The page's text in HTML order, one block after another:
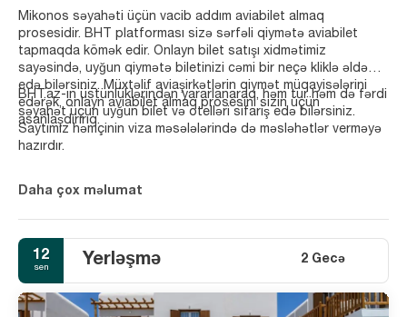
Mikonos səyahəti üçün vacib addım aviabilet almaq
prosesidir. BHT platforması sizə sərfəli qiymətə aviabilet
tapmaqda kömək edir. Onlayn bilet satışı xidmətimiz
sayəsində, uyğun qiymətə biletinizi cəmi bir neçə kliklə əldə
edə bilərsiniz. Müxtəlif aviaşirkətlərin qiymət müqayisələrini
edərək, onlayn aviabilet almaq prosesini sizin üçün
asanlaşdırırıq.
BHT.az-ın üstünlüklərindən yararlanaraq, həm tur həm də fərdi
səyahət üçün uyğun bilet və otelləri sifariş edə bilərsiniz.
Saytımız həmçinin viza məsələlərində də məsləhətlər verməyə
hazırdır.
Daha çox məlumat
12
sen Yerləşmə 2 Gecə